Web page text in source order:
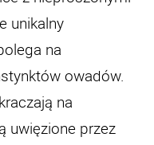
unikalny
na
owadów.
na
uwięzione przez